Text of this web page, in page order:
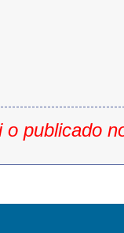
publicado